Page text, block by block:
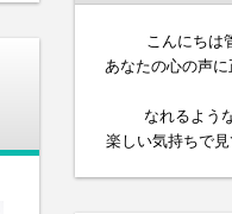
こんにちは
あなたの心の声
なれるよう
楽しい気持ちで見